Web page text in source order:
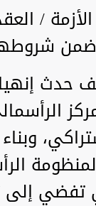
/
شروطها
تفضي